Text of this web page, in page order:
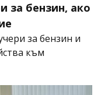
за бензин, ако
за бензин и
към